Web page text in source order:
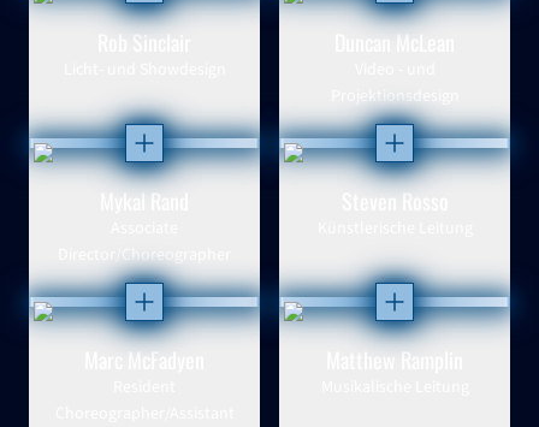
Rob Sinclair Duncan McLean
Projektionsdesign
Öffnen
Mykal Rand
Director/Choreographer
Öffnen
Steven Rosso
Öffnen
Marc McFadyen
Öffnen
Matthew Ramplin